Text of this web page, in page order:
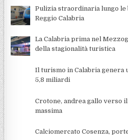
Pulizia straordinaria lungo le
Reggio Calabria
La Calabria prima nel
della stagionalità turistica
Il turismo in Calabria genera
5,8 miliardi
Crotone, andrea gallo verso
massima
Calciomercato Cosenza,